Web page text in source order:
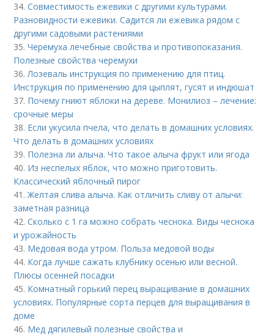
34.Совместимость ежевики с другими культурами.
Разновидности ежевики. Садится ли ежевика рядом с
другими садовыми растениями
35.Черемуха лечебные свойства и противопоказания.
Полезные свойства черемухи
36.Лозеваль инструкция по применению для птиц.
Инструкция по применению для цыплят, гусят и индюшат
37. Почему гниют яблоки на дереве. Монилиоз – лечение:
срочные меры
38. Если укусила пчела, что делать в домашних условиях.
Что делать в домашних условиях
39. Полезна ли алыча. Что такое алыча фрукт или ягода
40. Из неспелых яблок, что можно приготовить.
Классический яблочный пирог
41.Желтая слива алыча. Как отличить сливу от алычи:
заметная разница
42.Сколько с 1 га можно собрать чеснока. Виды чеснока
и урожайность
43. Медовая вода утром. Польза медовой воды
44. Когда лучше сажать клубнику осенью или весной.
Плюсы осенней посадки
45. Комнатный горький перец выращивание в домашних
условиях. Популярные сорта перцев для выращивания в
доме
46. Мед дягилевый полезные свойства и